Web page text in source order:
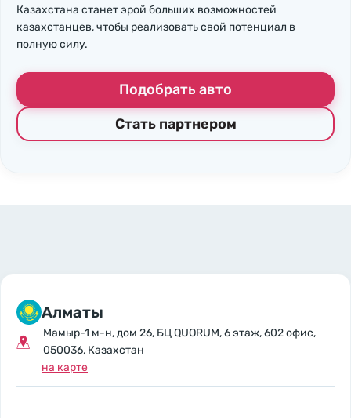
Казахстана станет эрой больших возможностей
казахстанцев, чтобы реализовать свой потенциал в
полную силу.
Подобрать авто
Стать партнером
Алматы
Мамыр-1 м-н, дом 26, БЦ QUORUM, 6 этаж, 602 офис,
050036, Казахстан
на карте